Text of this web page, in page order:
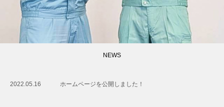
NEWS
2022.05.16 ホームページを公開しました！